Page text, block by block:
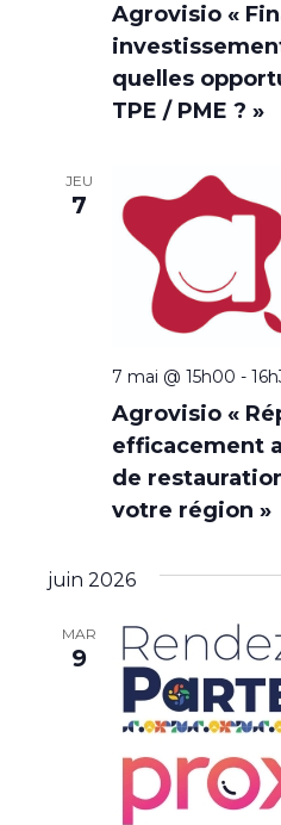
Agrovisio «
quelles
TPE / PME ? »
JEU
7
Agrovisio «
efficacement
de
votre région »
7 mai @ 15h00 -
juin 2026
MAR
9